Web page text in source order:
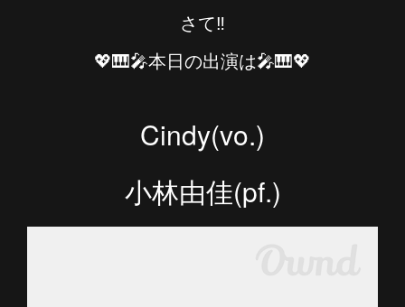
さて‼️
💖🎹🎤本日の出演は🎤🎹💖
Cindy(vo.)
小林由佳(pf.)